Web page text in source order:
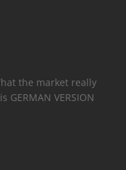
the market really
VERSION